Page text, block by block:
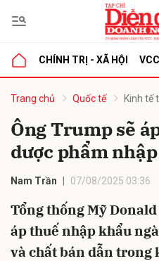
CHÍNH TRỊ - XÃ HỘI VCCI
Trang chủ Quốc tế Kinh tế
Ông Trump sẽ
dược phẩm
Nam Trần 07/08/2025 03:36
Tổng thống Mỹ
áp thuế nhập khẩu
và chất bán dẫn trong
luận